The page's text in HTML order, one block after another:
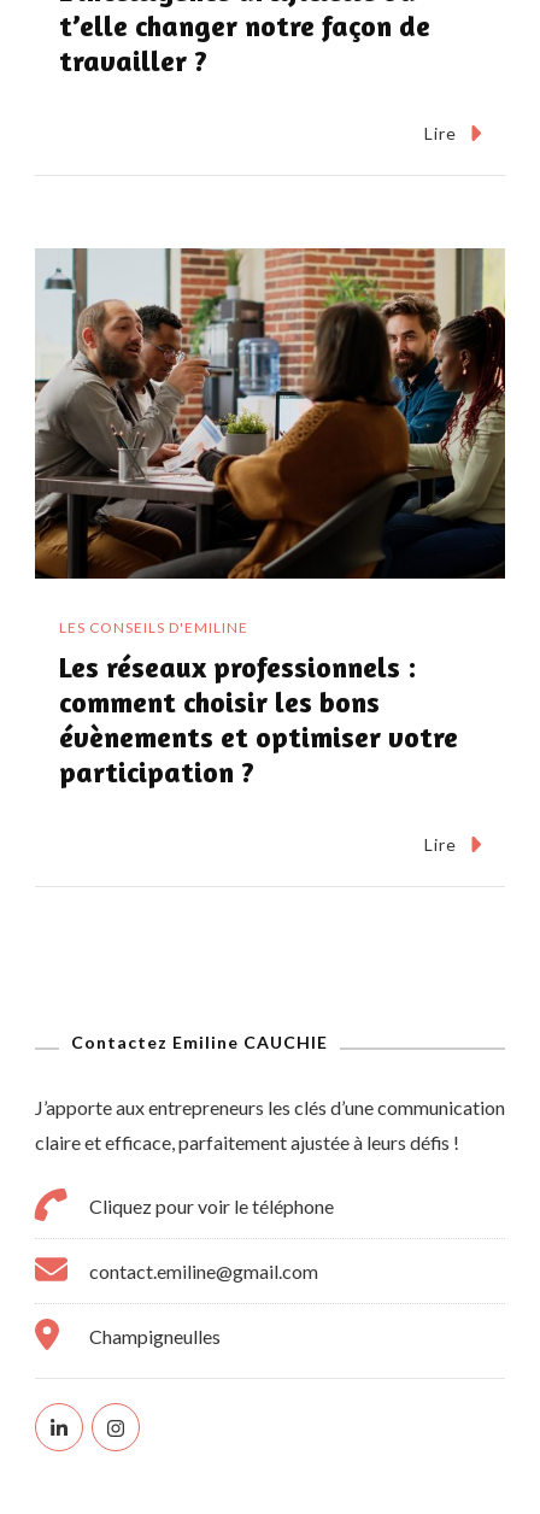
t’elle changer notre façon de
travailler ?
Lire
LES CONSEILS D'EMILINE
Les réseaux professionnels :
comment choisir les bons
évènements et optimiser votre
participation ?
Lire
Contactez Emiline CAUCHIE
J’apporte aux entrepreneurs les clés d’une communication
claire et efficace, parfaitement ajustée à leurs défis !
Cliquez pour voir le téléphone
contact.emiline@gmail.com
Champigneulles